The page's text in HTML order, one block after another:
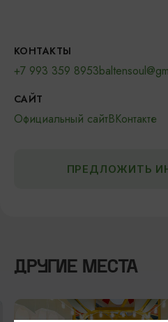
КОНТАКТЫ
+7 993 359 8953
САЙТ
Официальный сайтВКонтакте
ПРЕДЛОЖИТЬ
ДРУГИЕ МЕСТА